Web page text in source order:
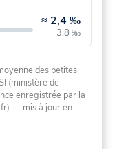
≈ 2,4 ‰
3,8 ‰
des petites
(ministère de
enregistrée par la
— mis à jour en